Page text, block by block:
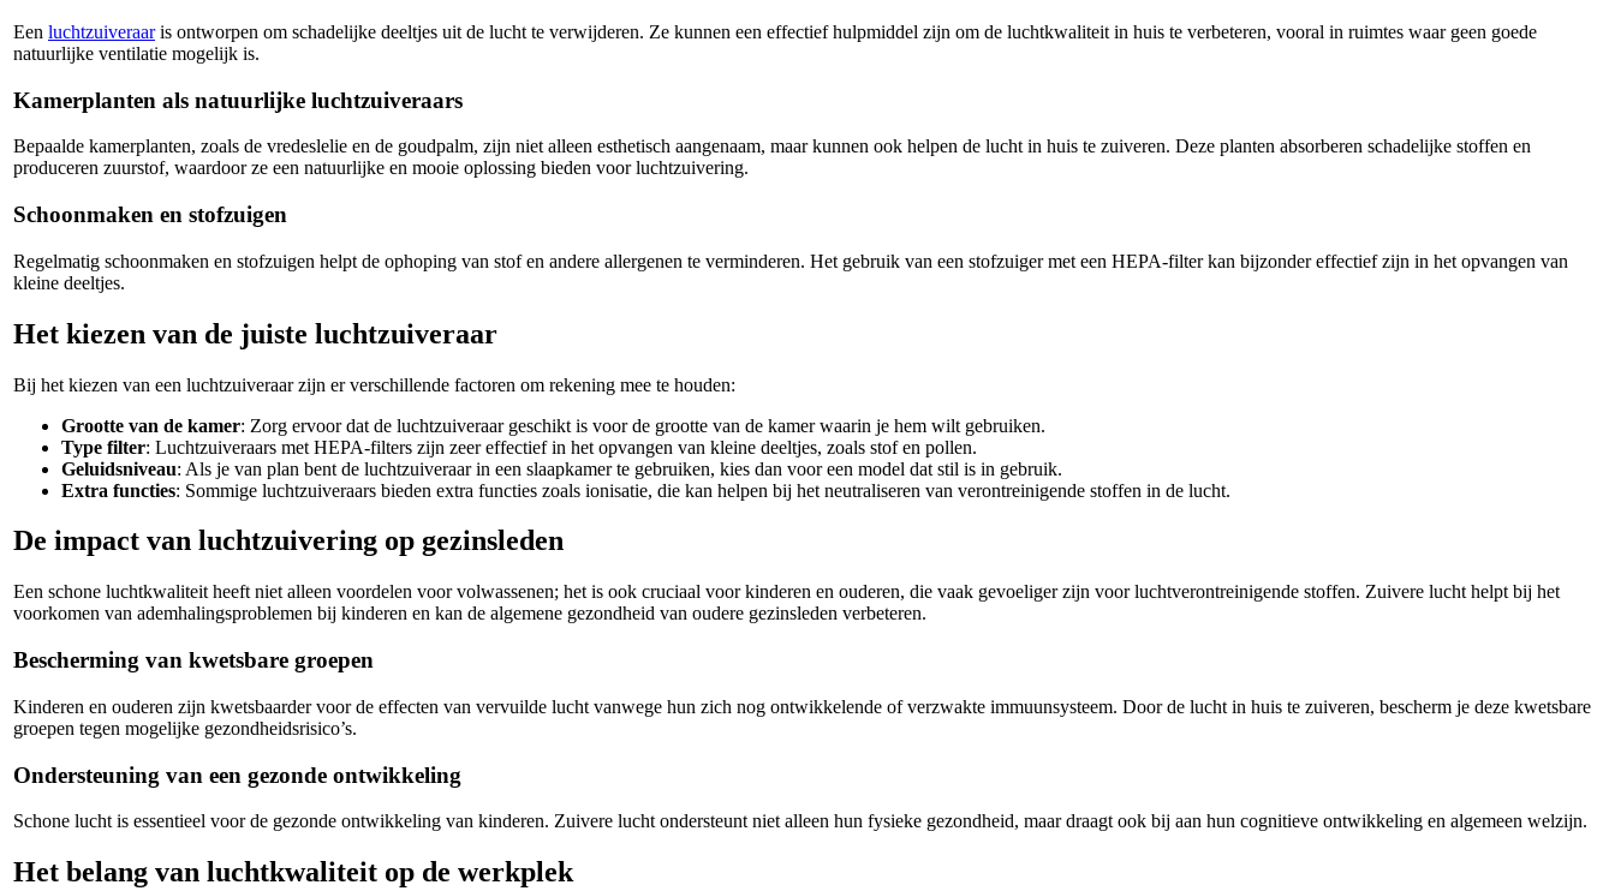
Een luchtzuiveraaris ontworpen om schadelijke deeltjes uit de lucht te verwijderen. Ze kunnen een effectief hulpmiddel zijn om de luchtkwaliteit in huis te verbeteren, vooral in ruimtes waar geen goede
natuurlijke ventilatie mogelijk is.
Kamerplanten als natuurlijke luchtzuiveraars
Bepaalde kamerplanten, zoals de vredeslelie en de goudpalm, zijn niet alleen esthetisch aangenaam, maar kunnen ook helpen de lucht in huis te zuiveren. Deze planten absorberen schadelijke stoffen en
produceren zuurstof, waardoor ze een natuurlijke en mooie oplossing bieden voor luchtzuivering.
Schoonmaken en stofzuigen
Regelmatig schoonmaken en stofzuigen helpt de ophoping van stof en andere allergenen te verminderen. Het gebruik van een stofzuiger met een HEPA-filter kan bijzonder effectief zijn in het opvangen van
kleine deeltjes.
Het kiezen van de juiste luchtzuiveraar
Bij het kiezen van een luchtzuiveraar zijn er verschillende factoren om rekening mee te houden:
Grootte van de kamer: Zorg ervoor dat de luchtzuiveraar geschikt is voor de grootte van de kamer waarin je hem wilt gebruiken.
Type filter: Luchtzuiveraars met HEPA-filters zijn zeer effectief in het opvangen van kleine deeltjes, zoals stof en pollen.
Geluidsniveau: Als je van plan bent de luchtzuiveraar in een slaapkamer te gebruiken, kies dan voor een model dat stil is in gebruik.
Extra functies: Sommige luchtzuiveraars bieden extra functies zoals ionisatie, die kan helpen bij het neutraliseren van verontreinigende stoffen in de lucht.
De impact van luchtzuivering op gezinsleden
Een schone luchtkwaliteit heeft niet alleen voordelen voor volwassenen; het is ook cruciaal voor kinderen en ouderen, die vaak gevoeliger zijn voor luchtverontreinigende stoffen. Zuivere lucht helpt bij het
voorkomen van ademhalingsproblemen bij kinderen en kan de algemene gezondheid van oudere gezinsleden verbeteren.
Bescherming van kwetsbare groepen
Kinderen en ouderen zijn kwetsbaarder voor de effecten van vervuilde lucht vanwege hun zich nog ontwikkelende of verzwakte immuunsysteem. Door de lucht in huis te zuiveren, bescherm je deze kwetsbare
groepen tegen mogelijke gezondheidsrisico’s.
Ondersteuning van een gezonde ontwikkeling
Schone lucht is essentieel voor de gezonde ontwikkeling van kinderen. Zuivere lucht ondersteunt niet alleen hun fysieke gezondheid, maar draagt ook bij aan hun cognitieve ontwikkeling en algemeen welzijn.
Het belang van luchtkwaliteit op de werkplek